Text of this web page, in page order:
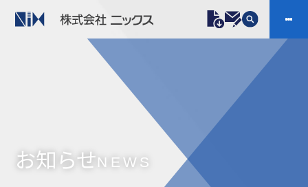
プラスチックファスナー 機構部品
ケーブルマーカー
樹脂継手、配管施工
防虫忌避製品ARINIX
プリント基板実装関連
会社案内
IR
お知らせNEWS